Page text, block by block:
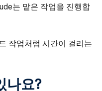
는 맡은 작업을 진행합
작업처럼 시간이 걸리는
나요?